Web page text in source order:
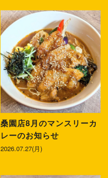
桑園店8月のマンスリーカ
レーのお知らせ
2026.07.27(月)